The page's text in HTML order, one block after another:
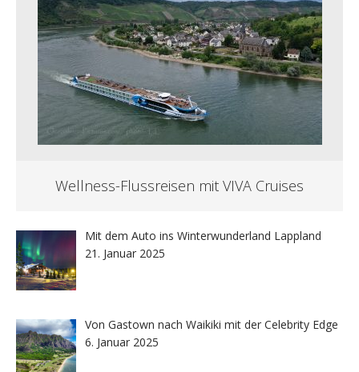
Wellness-Flussreisen mit VIVA Cruises
Mit dem Auto ins Winterwunderland Lappland
21. Januar 2025
Von Gastown nach Waikiki mit der Celebrity Edge
6. Januar 2025